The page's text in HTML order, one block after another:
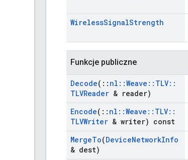
WirelessSignalStrength
Funkcje publiczne
Decode( :: nl ::Weave :: TLV::
TLVReader & reader)
Encode( :: nl ::Weave :: TLV::
TLVWriter & writer) const
MergeTo(DeviceNetworkInfo
& dest)